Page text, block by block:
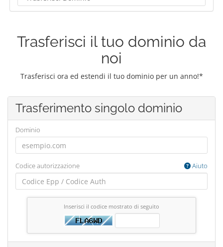
Trasferisci il tuo dominio da
noi
Trasferisci ora ed estendi il tuo dominio per un anno!*
Trasferimento singolo dominio
Dominio
Codice autorizzazione Aiuto
Inserisci il codice mostrato di seguito